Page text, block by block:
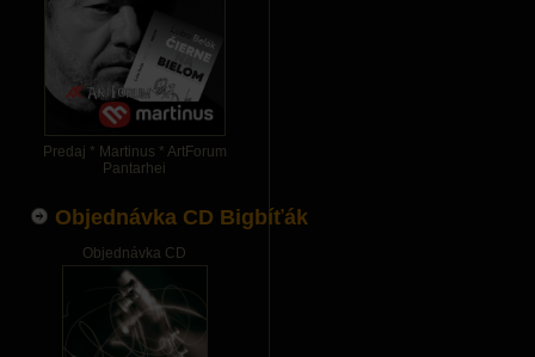
Predaj * Martinus * ArtForum
Pantarhei
Objednávka CD Bigbíťák
Objednávka CD